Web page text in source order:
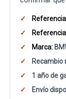
Marca:
Recambio
1 año de
Envío